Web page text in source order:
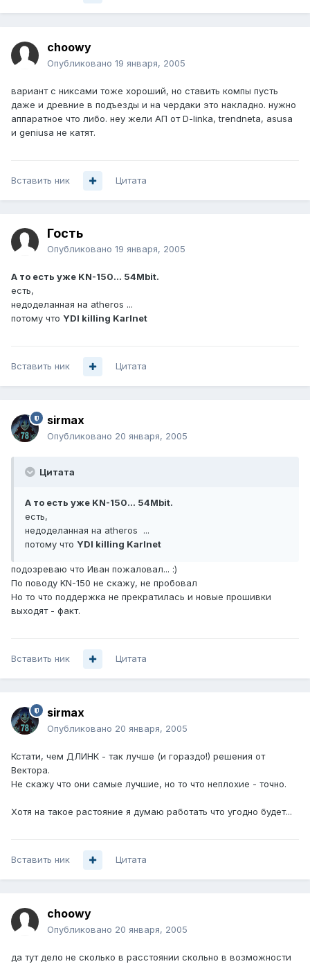
choowy
Опубликовано 19 января, 2005
вариант с никсами тоже хороший, но ставить компы пусть
даже и древние в подъезды и на чердаки это накладно. нужно
аппаратное что либо. неу жели АП от D-linka, trendneta, asusa
и geniusa не катят.
Вставить ник Цитата
Гость
Опубликовано 19 января, 2005
А то есть уже KN-150... 54Mbit.
есть,
недоделанная на atheros ...
потому что YDI killing Karlnet
Вставить ник Цитата
sirmax
Опубликовано 20 января, 2005
Цитата
А то есть уже KN-150... 54Mbit.
есть,
недоделанная на atheros ...
потому что YDI killing Karlnet
подозреваю что Иван пожаловал... :)
По поводу KN-150 не скажу, не пробовал
Но то что поддержка не прекратилась и новые прошивки
выходят - факт.
Вставить ник Цитата
sirmax
Опубликовано 20 января, 2005
Кстати, чем ДЛИНК - так лучше (и гораздо!) решения от
Вектора.
Не скажу что они самые лучшие, но то что неплохие - точно.
Хотя на такое растояние я думаю работать что угодно будет...
Вставить ник Цитата
choowy
Опубликовано 20 января, 2005
да тут дело не сколько в расстоянии скольно в возможности